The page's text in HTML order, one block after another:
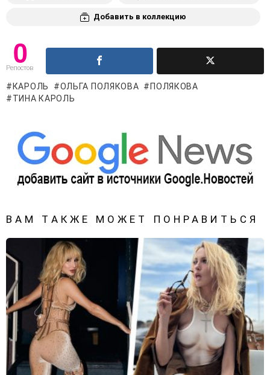
Добавить в коллекцию
0
Репостов
КАРОЛЬ ОЛЬГА ПОЛЯКОВА
ПОЛЯКОВА
ТИНА КАРОЛЬ
ВАМ ТАКЖЕ МОЖЕТ ПОНРАВИТЬСЯ